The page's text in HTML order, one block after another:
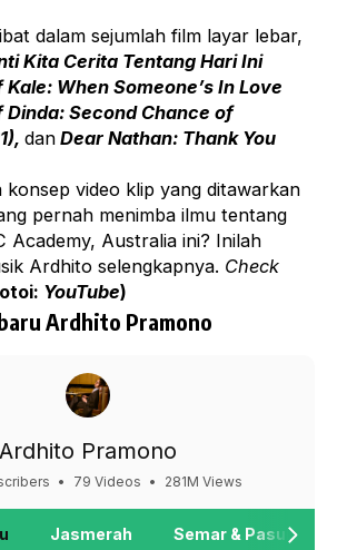
dalam sejumlah film layar lebar,
Kita Cerita Tentang Hari Ini
When Someone’s In Love
Second Chance of
dan Dear Nathan: Thank You
konsep video klip yang ditawarkan
pernah menimba ilmu tentang
Academy, Australia ini? Inilah
Ardhito selengkapnya. Check
YouTube)
Ardhito Pramono
Ardhito Pramono
• 79 Videos • 281M Views
Jasmerah Semar & Pasukan